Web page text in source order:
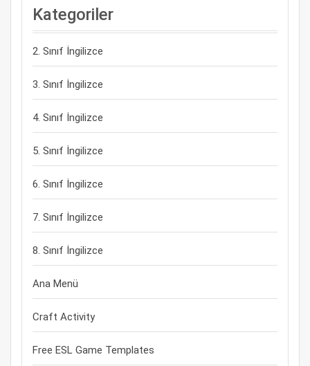
Kategoriler
2. Sınıf İngilizce
3. Sınıf İngilizce
4. Sınıf İngilizce
5. Sınıf İngilizce
6. Sınıf İngilizce
7. Sınıf İngilizce
8. Sınıf İngilizce
Ana Menü
Craft Activity
Free ESL Game Templates